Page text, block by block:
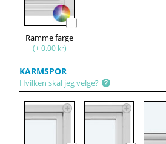
Ramme farge
(+ 0.00 kr)
KARMSPOR
Hvilken skal jeg velge?